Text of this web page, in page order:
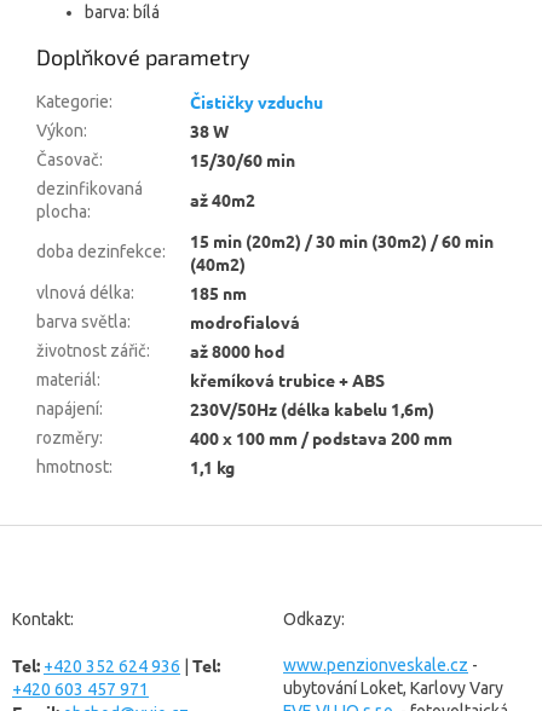
barva: bílá
Doplňkové parametry
Kategorie: Čističky vzduchu
Výkon: 38 W
Časovač: 15/30/60 min
dezinfikovaná
plocha:
až 40m2
doba dezinfekce:
15 min (20m2) / 30 min (30m2) / 60 min
(40m2)
vlnová délka: 185 nm
barva světla: modrofialová
životnost zářič: až 8000 hod
materiál: křemíková trubice + ABS
napájení: 230V/50Hz (délka kabelu 1,6m)
rozměry: 400 x 100 mm / podstava 200 mm
hmotnost: 1,1 kg
Kontakt:
Tel: +420 352 624 936 Tel:
+420 603 457 971
Odkazy:
www.penzionveskale.cz -
ubytování Loket, Karlovy Vary